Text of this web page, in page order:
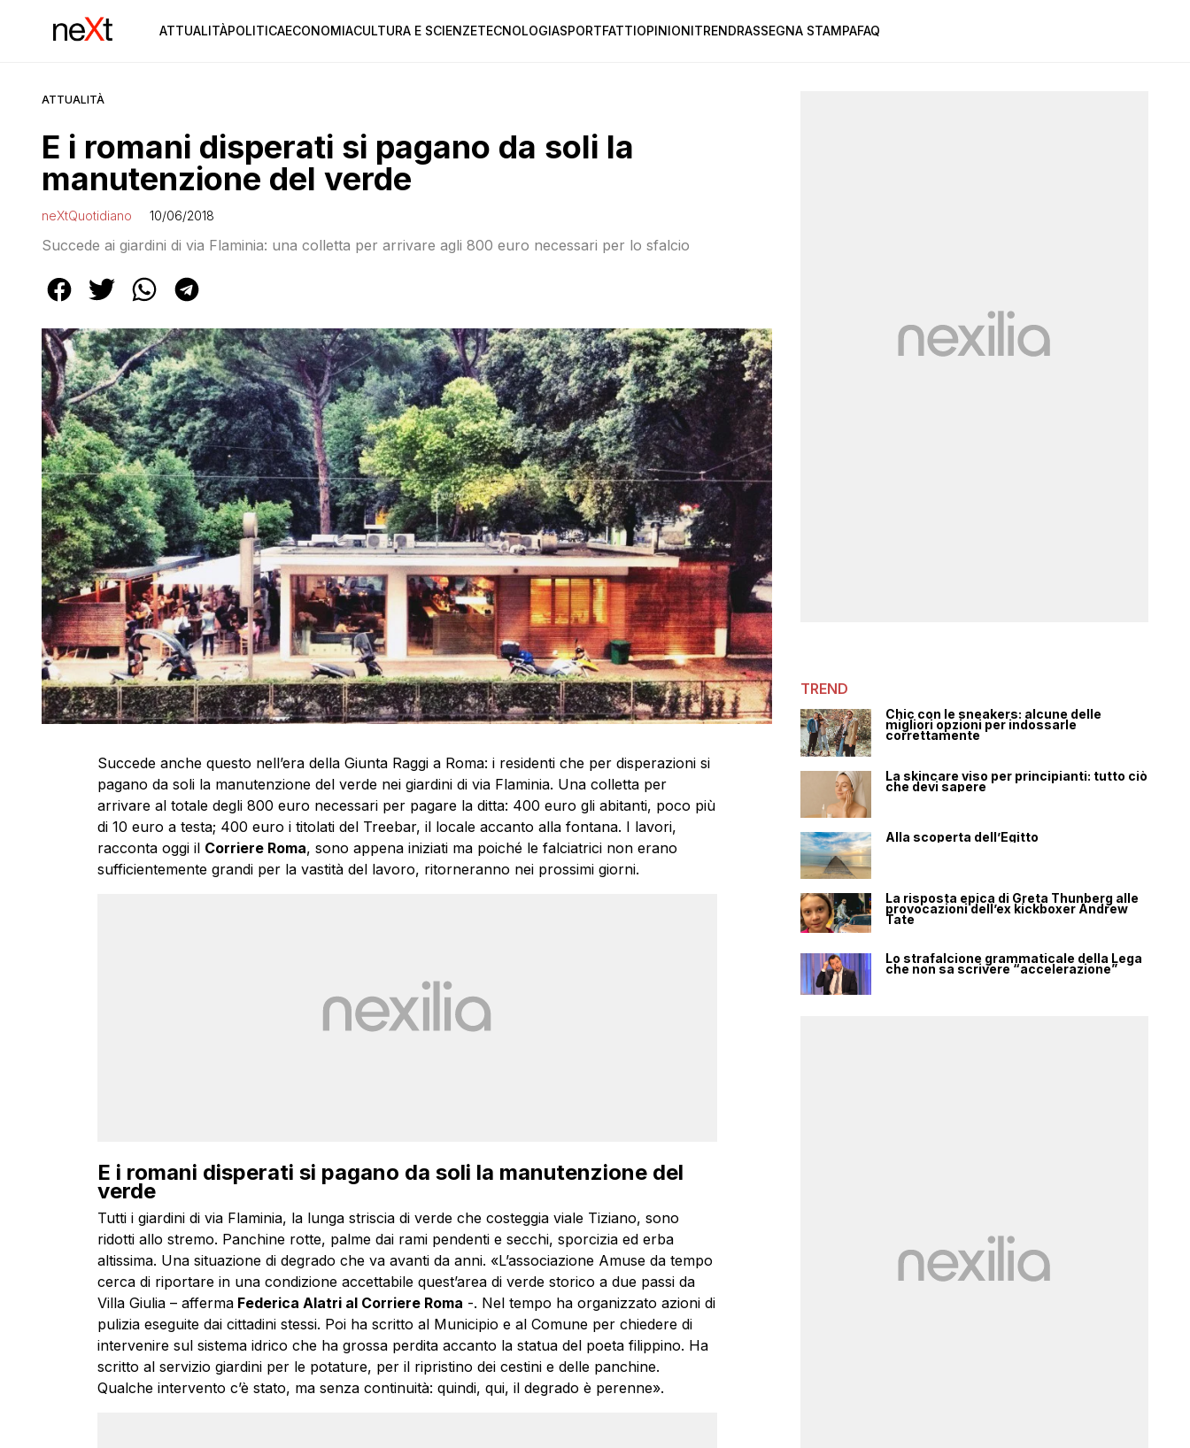
ATTUALITÀPOLITICAECONOMIACULTURA E SCIENZETECNOLOGIASPORTFATTIOPINIONITRENDRASSEGNA STAMPAFAQ
ATTUALITÀ
E i romani disperati si pagano da soli la
manutenzione del verde
neXtQuotidiano 10/06/2018
Succede ai giardini di via Flaminia: una colletta per arrivare agli 800 euro necessari per lo sfalcio
Succede anche questo nell’era della Giunta Raggi a Roma: i residenti che per disperazioni si
pagano da soli la manutenzione del verde nei giardini di via Flaminia. Una colletta per
arrivare al totale degli 800 euro necessari per pagare la ditta: 400 euro gli abitanti, poco più
di 10 euro a testa; 400 euro i titolati del Treebar, il locale accanto alla fontana. I lavori,
racconta oggi il Corriere Roma, sono appena iniziati ma poiché le falciatrici non erano
sufficientemente grandi per la vastità del lavoro, ritorneranno nei prossimi giorni.
E i romani disperati si pagano da soli la manutenzione del
verde
Tutti i giardini di via Flaminia, la lunga striscia di verde che costeggia viale Tiziano, sono
ridotti allo stremo. Panchine rotte, palme dai rami pendenti e secchi, sporcizia ed erba
altissima. Una situazione di degrado che va avanti da anni. «L’associazione Amuse da tempo
cerca di riportare in una condizione accettabile quest’area di verde storico a due passi da
Villa Giulia – affermaFederica Alatri al Corriere Roma -. Nel tempo ha organizzato azioni di
pulizia eseguite dai cittadini stessi. Poi ha scritto al Municipio e al Comune per chiedere di
intervenire sul sistema idrico che ha grossa perdita accanto la statua del poeta filippino. Ha
scritto al servizio giardini per le potature, per il ripristino dei cestini e delle panchine.
Qualche intervento c’è stato, ma senza continuità: quindi, qui, il degrado è perenne».
TREND
Chic con le sneakers: alcune delle
migliori opzioni per indossarle
correttamente
La skincare viso per principianti: tutto ciò
che devi sapere
Alla scoperta dell’Egitto
La risposta epica di Greta Thunberg alle
provocazioni dell’ex kickboxer Andrew
Tate
Lo strafalcione grammaticale della Lega
che non sa scrivere “accelerazione”